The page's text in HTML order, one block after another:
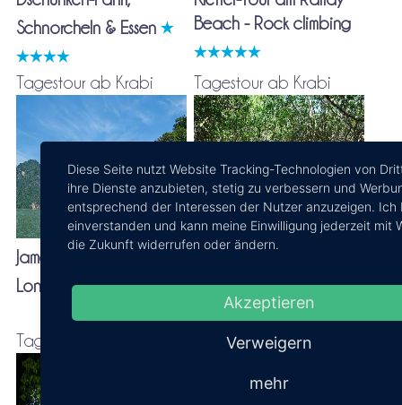
Schnorcheln & Essen
Beach - Rock climbing
Tagestour ab Krabi
James Bond Insel mit dem
Longtail-Boot
Tagestour ab Krabi
Blauen Lagune &
Quad-Tour
Tagestour ab Krabi
Tagestour ab Krabi
Diese Seite nutzt Website Tracking-Technologien von
ihre Dienste anzubieten, stetig zu verbessern und
entsprechend der Interessen der Nutzer anzuzeigen. Ich
einverstanden und kann meine Einwilligung jederzeit mit
die Zukunft widerrufen oder ändern.
Akzeptieren
Verweigern
mehr